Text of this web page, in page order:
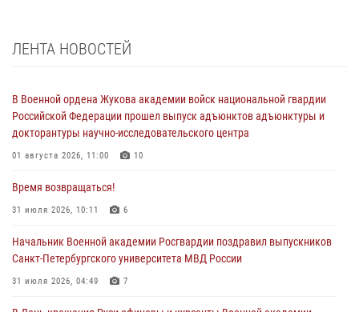
ЛЕНТА НОВОСТЕЙ
В Военной ордена Жукова академии войск национальной гвардии
Российской Федерации прошел выпуск адъюнктов адъюнктуры и
докторантуры научно-исследовательского центра
01 августа 2026, 11:00 10
Время возвращаться!
31 июля 2026, 10:11 6
Начальник Военной академии Росгвардии поздравил выпускников
Санкт-Петербургского университета МВД России
31 июля 2026, 04:49 7